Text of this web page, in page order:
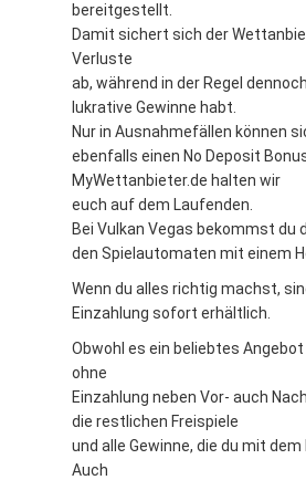
bereitgestellt.
Damit sichert sich der
Verluste
ab, während in der Regel
lukrative Gewinne habt.
Nur in Ausnahmefällen können
ebenfalls einen No Deposit
MyWettanbieter.de halten wir
euch auf dem Laufenden.
Bei Vulkan Vegas bekommst du
den Spielautomaten mit einem
Wenn du alles richtig machst,
Einzahlung sofort erhältlich.
Obwohl es ein beliebtes
ohne
Einzahlung neben Vor- auch
die restlichen Freispiele
und alle Gewinne, die du mit
Auch